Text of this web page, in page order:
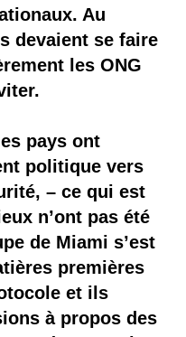
Au
devaient se faire
les ONG
pays ont
politique vers
– ce qui est
n’ont pas été
de Miami s’est
premières
et ils
à propos des